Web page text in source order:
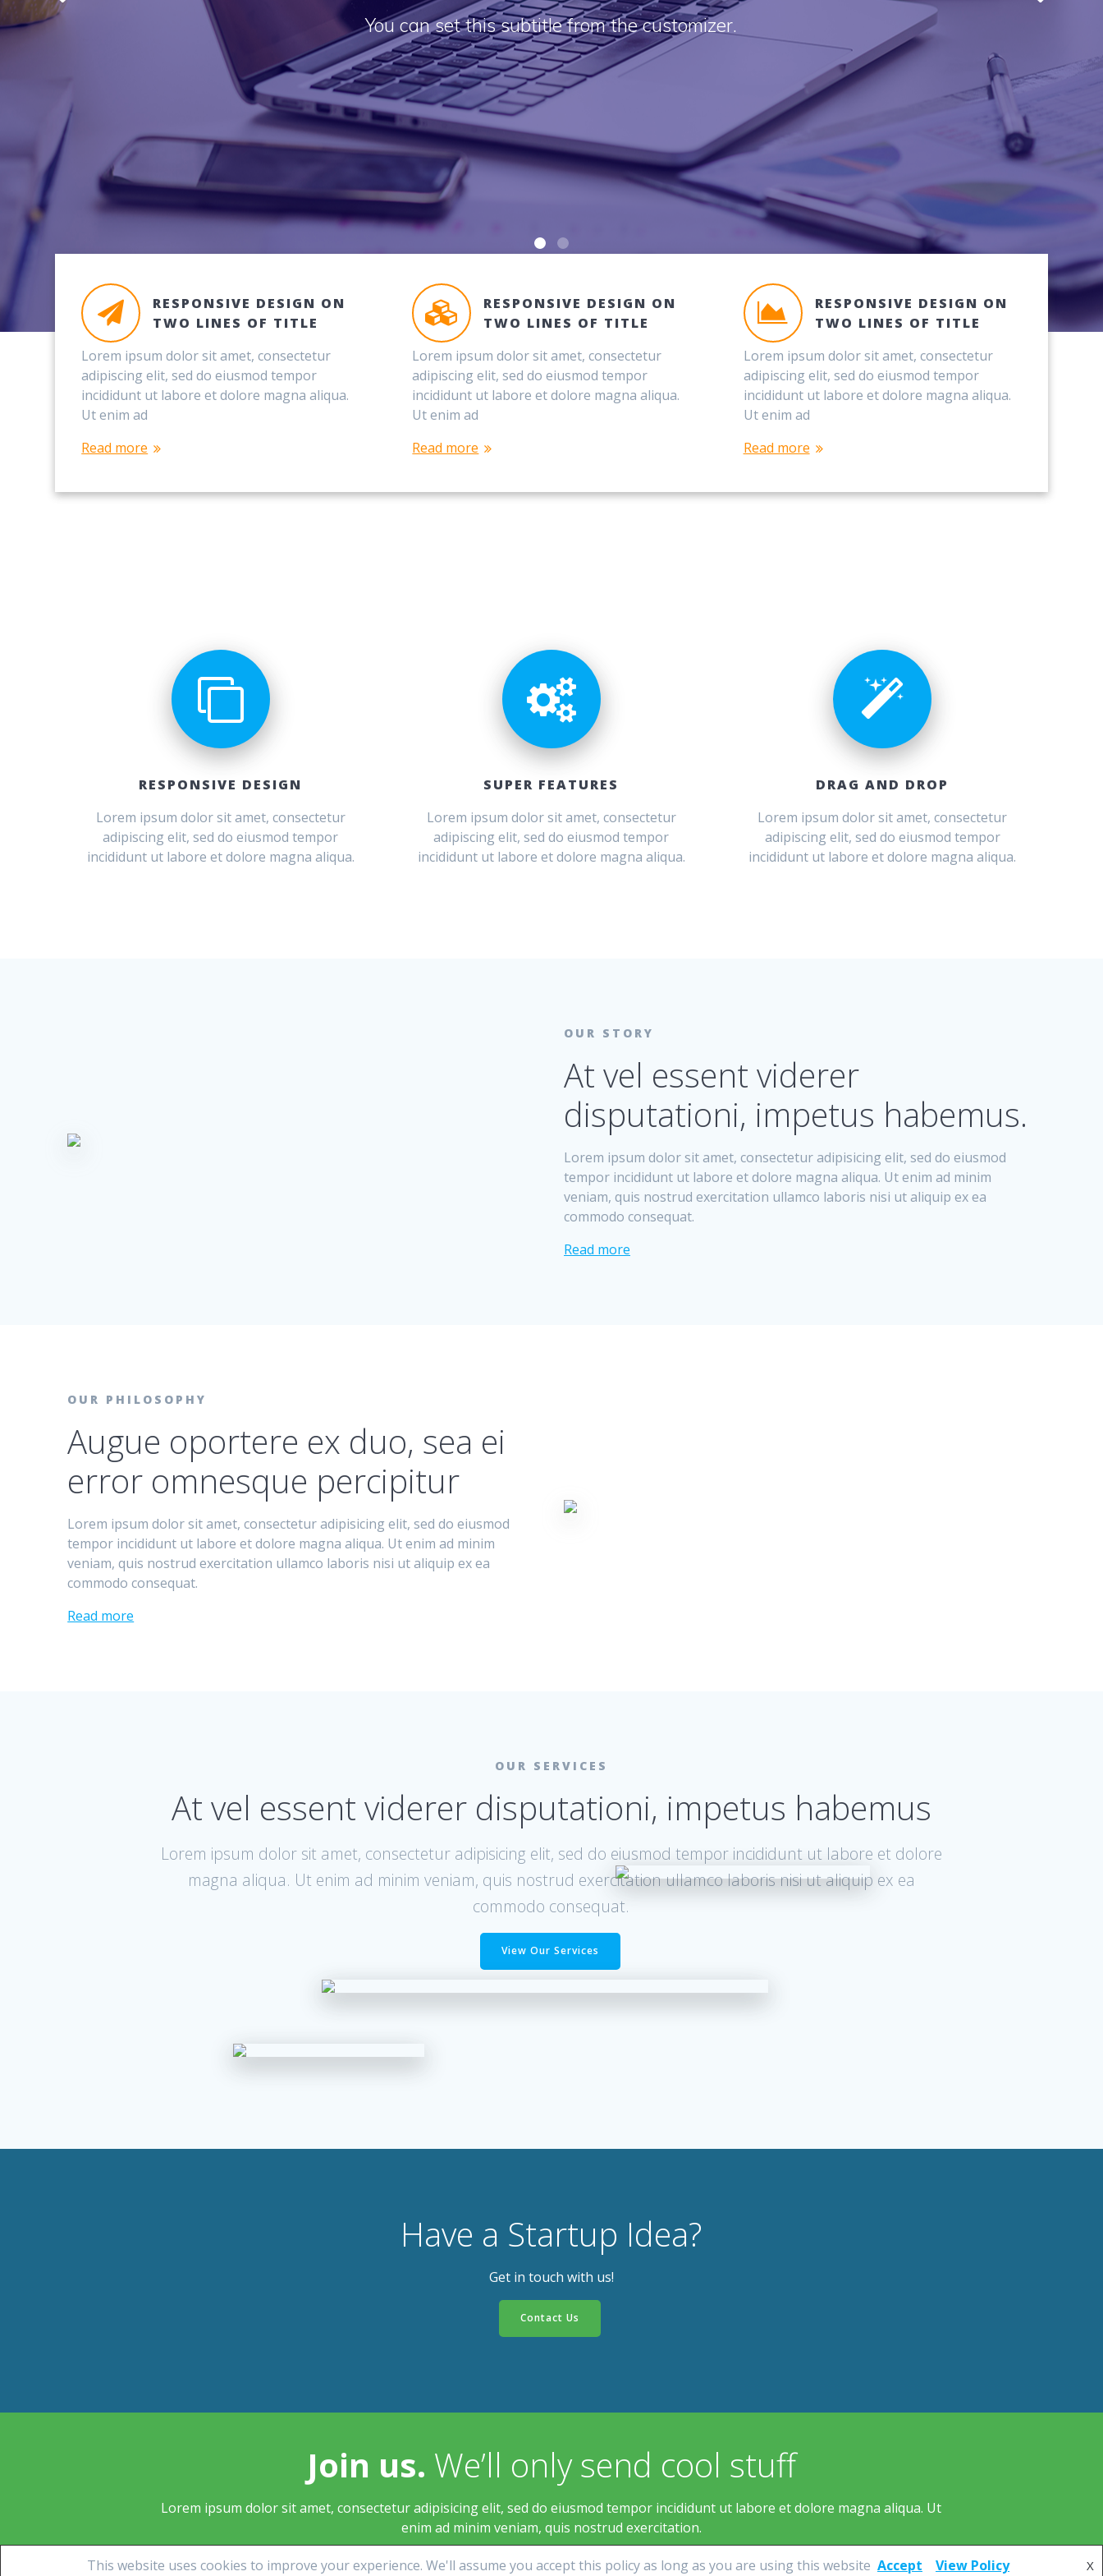
You can set this subtitle from the customizer.
RESPONSIVE DESIGN ON
TWO LINES OF TITLE
Lorem ipsum dolor sit amet, consectetur
adipiscing elit, sed do eiusmod tempor
incididunt ut labore et dolore magna aliqua.
Ut enim ad
Read more
RESPONSIVE DESIGN ON
TWO LINES OF TITLE
Lorem ipsum dolor sit amet, consectetur
adipiscing elit, sed do eiusmod tempor
incididunt ut labore et dolore magna aliqua.
Ut enim ad
Read more
RESPONSIVE DESIGN ON
TWO LINES OF TITLE
Lorem ipsum dolor sit amet, consectetur
adipiscing elit, sed do eiusmod tempor
incididunt ut labore et dolore magna aliqua.
Ut enim ad
Read more
RESPONSIVE DESIGN
Lorem ipsum dolor sit amet, consectetur
adipiscing elit, sed do eiusmod tempor
incididunt ut labore et dolore magna aliqua.
SUPER FEATURES
Lorem ipsum dolor sit amet, consectetur
adipiscing elit, sed do eiusmod tempor
incididunt ut labore et dolore magna aliqua.
DRAG AND DROP
Lorem ipsum dolor sit amet, consectetur
adipiscing elit, sed do eiusmod tempor
incididunt ut labore et dolore magna aliqua.
OUR STORY
At vel essent viderer
disputationi, impetus habemus.
Lorem ipsum dolor sit amet, consectetur adipisicing elit, sed do eiusmod
tempor incididunt ut labore et dolore magna aliqua. Ut enim ad minim
veniam, quis nostrud exercitation ullamco laboris nisi ut aliquip ex ea
commodo consequat.
Read more
OUR PHILOSOPHY
Augue oportere ex duo, sea ei
error omnesque percipitur
Lorem ipsum dolor sit amet, consectetur adipisicing elit, sed do eiusmod
tempor incididunt ut labore et dolore magna aliqua. Ut enim ad minim
veniam, quis nostrud exercitation ullamco laboris nisi ut aliquip ex ea
commodo consequat.
Read more
OUR SERVICES
At vel essent viderer disputationi, impetus habemus
Lorem ipsum dolor sit amet, consectetur adipisicing elit, sed do eiusmod tempor incididunt ut labore et dolore
magna aliqua. Ut enim ad minim veniam, quis nostrud exercitation ullamco laboris nisi ut aliquip ex ea
commodo consequat.
View Our Services
Have a Startup Idea?
Get in touch with us!
Contact Us
Join us. We’ll only send cool stuff
Lorem ipsum dolor sit amet, consectetur adipisicing elit, sed do eiusmod tempor incididunt ut labore et dolore magna aliqua. Ut
enim ad minim veniam, quis nostrud exercitation.
This website uses cookies to improve your experience. We'll assume you accept this policy as long as you are using this website X
Accept View Policy